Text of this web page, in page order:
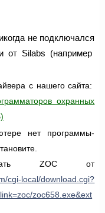
не подключался
от Silabs (например
с нашего сайта:
охранных
нет программы-
ZOC от
cgi-local/download.cgi?
zoc658.exe&ext